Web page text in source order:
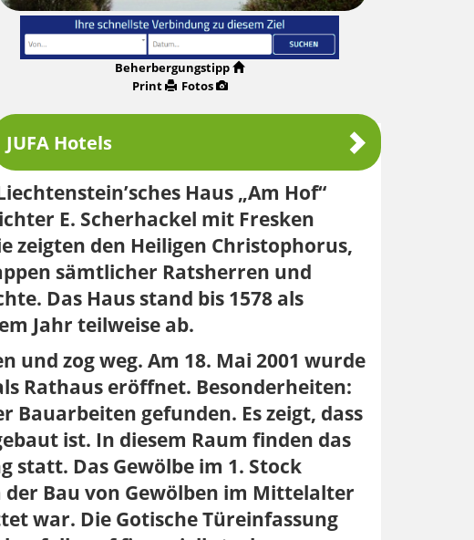
Beherbergungstipp
Print
Fotos
JUFA Hotels
Haus „Am Hof“
E. Scherhackel mit Fresken
zeigten den Heiligen Christophorus,
sämtlicher Ratsherren und
Das Haus stand bis 1578 als
Jahr teilweise ab.
und zog weg. Am 18. Mai 2001 wurde
Rathaus eröffnet. Besonderheiten:
Bauarbeiten gefunden. Es zeigt, dass
ist. In diesem Raum finden das
statt. Das Gewölbe im 1. Stock
Bau von Gewölben im Mittelalter
war. Die Gotische Türeinfassung